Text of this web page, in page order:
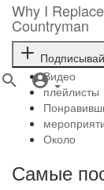
Why I
Countryman
Видео
плейлисты
Около
Самые